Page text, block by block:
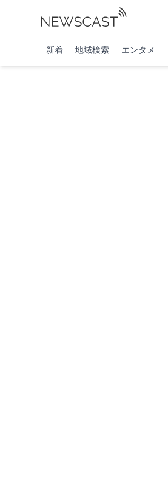
新着 地域検索 エンタメ